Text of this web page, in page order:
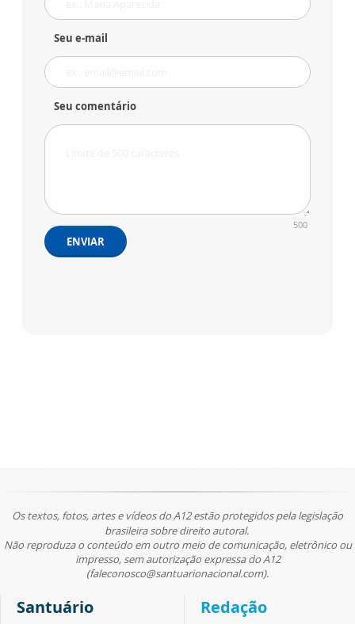
Seu e-mail
Seu comentário
500
ENVIAR
Os textos, fotos, artes e vídeos do A12 estão protegidos pela legislação
brasileira sobre direito autoral.
Não reproduza o conteúdo em outro meio de comunicação, eletrônico ou
impresso, sem autorização expressa do A12
(faleconosco@santuarionacional.com).
Santuário Redação